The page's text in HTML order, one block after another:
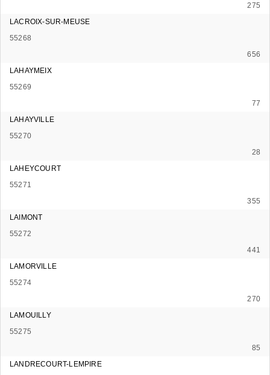
275
LACROIX-SUR-MEUSE
55268
656
LAHAYMEIX
55269
77
LAHAYVILLE
55270
28
LAHEYCOURT
55271
355
LAIMONT
55272
441
LAMORVILLE
55274
270
LAMOUILLY
55275
85
LANDRECOURT-LEMPIRE